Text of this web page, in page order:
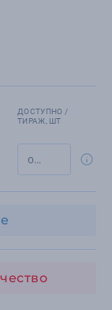
ДОСТУПНО /
ТИРАЖ, ШТ